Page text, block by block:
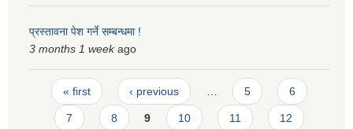
प्रस्तावना पेश गर्ने सम्बन्धमा !
3 months 1 weekago
Pages
« first ‹ previous … 5 6
7 8 9 10 11 12